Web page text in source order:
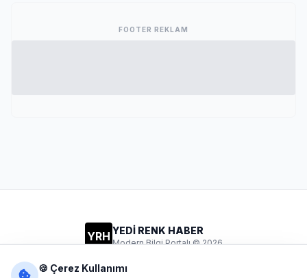
FOOTER REKLAM
YRH YEDİ RENK HABER
Modern Bilgi Portalı © 2026
🍪 Çerez Kullanımı